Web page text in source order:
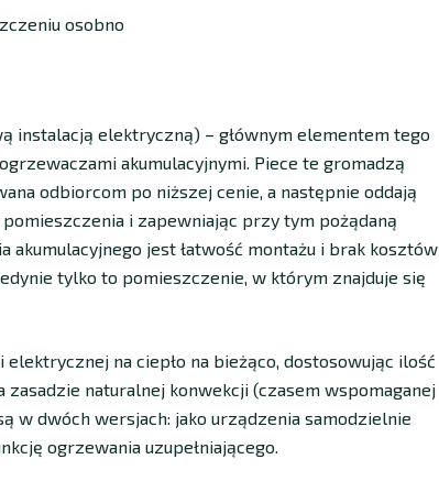
osobno
instalacją elektryczną) – głównym elementem tego
akumulacyjnymi. Piece te gromadzą
odbiorcom po niższej cenie, a następnie oddają
i zapewniając przy tym pożądaną
jest łatwość montażu i brak kosztów
tylko to pomieszczenie, w którym znajduje się
na ciepło na bieżąco, dostosowując ilość
naturalnej konwekcji (czasem wspomaganej
w dwóch wersjach: jako urządzenia samodzielnie
ogrzewania uzupełniającego.